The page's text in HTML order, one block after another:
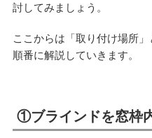
討してみましょう。
ここからは「取り付け場所
順番に解説していきます。
①ブラインドを窓枠